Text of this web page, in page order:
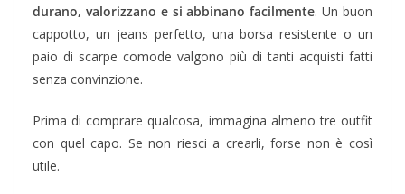
durano, valorizzano e si abbinano facilmente. Un buon
cappotto, un jeans perfetto, una borsa resistente o un
paio di scarpe comode valgono più di tanti acquisti fatti
senza convinzione.
Prima di comprare qualcosa, immagina almeno tre outfit
con quel capo. Se non riesci a crearli, forse non è così
utile.